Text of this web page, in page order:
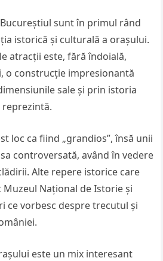
sunt în primul rând
istorică și culturală a orașului.
atracții este, fără îndoială,
o construcție impresionantă
sale și prin istoria
loc ca fiind „grandios”, însă unii
controversată, având în vedere
Alte repere istorice care
Național de Istorie și
ce vorbesc despre trecutul și
este un mix interesant